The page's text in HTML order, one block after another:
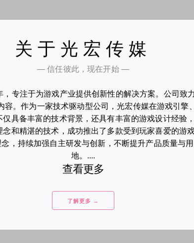
关于光宏传媒
— 信任彼此，现在开始 —
专注于为游戏产业提供创新性的解决方案。公司致
。作为一家技术驱动型公司，光宏传媒在游戏引
具备丰富的技术背景，还具有丰富的游戏设计经验
和精湛的技术，成功推出了多款受到玩家喜爱的游
，持续加强自主研发与创新，不断提升产品质量与
地。....
查看更多
了解更多 →